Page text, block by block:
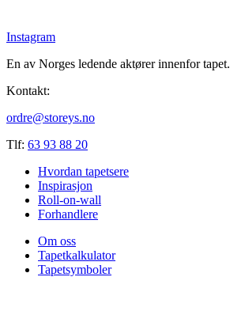
Instagram
En av Norges ledende aktører innenfor tapet.
Kontakt:
ordre@storeys.no
Tlf: 63 93 88 20
Hvordan tapetsere
Inspirasjon
Roll-on-wall
Forhandlere
Om oss
Tapetkalkulator
Tapetsymboler